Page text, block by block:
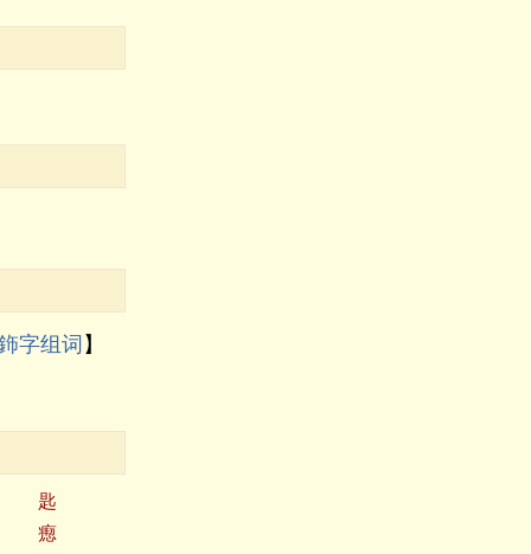
字组词 】
匙
瘛